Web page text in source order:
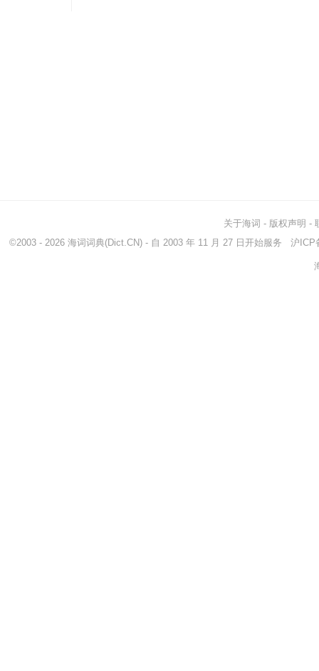
关于海词 - 版权声明 -
©2003 - 2026 海词词典(Dict.CN) - 自 2003 年 11 月 27 日开始服务 沪ICP